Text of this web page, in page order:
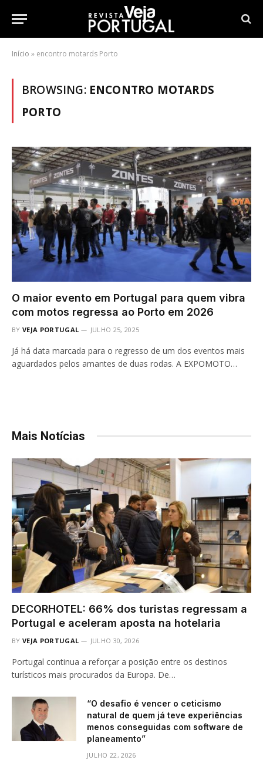
Início » encontro motards Porto
BROWSING: ENCONTRO MOTARDS
PORTO
O maior evento em Portugal para quem vibra
com motos regressa ao Porto em 2026
BY VEJA PORTUGAL JULHO 25, 2025
Já há data marcada para o regresso de um dos eventos mais
aguardados pelos amantes de duas rodas. A EXPOMOTO…
Mais Notícias
DECORHOTEL: 66% dos turistas regressam a
Portugal e aceleram aposta na hotelaria
BY VEJA PORTUGAL JULHO 30, 2026
Portugal continua a reforçar a posição entre os destinos
turísticos mais procurados da Europa. De…
“O desafio é vencer o ceticismo
natural de quem já teve experiências
menos conseguidas com software de
planeamento”
JULHO 22, 2026